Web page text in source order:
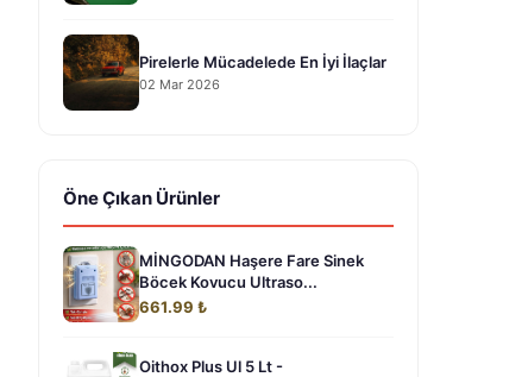
Pirelerle Mücadelede En İyi İlaçlar
02 Mar 2026
Öne Çıkan Ürünler
MİNGODAN Haşere Fare Sinek
Böcek Kovucu Ultraso...
661.99 ₺
Oithox Plus Ul 5 Lt -